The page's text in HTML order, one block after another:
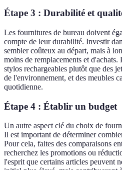
Étape 3 : Durabilité et
Les fournitures de bureau doivent
compte de leur durabilité. Investir
sembler coûteux au départ, mais à
moins de remplacements et d'achats.
stylos rechargeables plutôt que des
de l'environnement, et des meubles
quotidienne.
Étape 4 : Établir un budget
Un autre aspect clé du choix de
Il est important de déterminer
Pour cela, faites des comparaisons
recherchez les promotions ou
l'esprit que certains articles peuvent